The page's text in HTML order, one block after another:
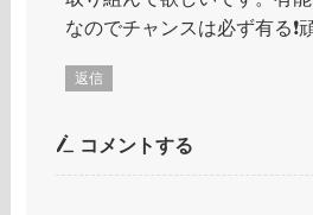
なのでチャンスは必ず有る❗️
返信
コメントする